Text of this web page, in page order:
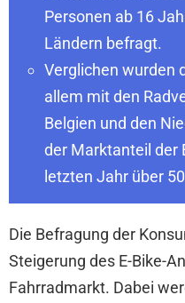
Personen ab 16
Ländern befragt.
Verglichen wurden
allem mit den
Belgien und den
der Marktanteil der
letzten Jahr über
Die Befragung der
Steigerung des E-Bike-
Fahrradmarkt. Dabei